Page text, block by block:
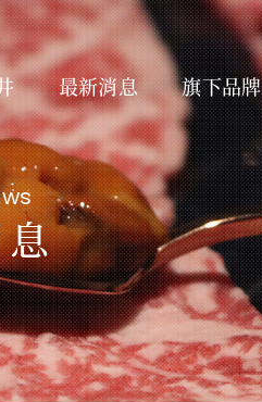
最新消息 旗下品牌
最新消